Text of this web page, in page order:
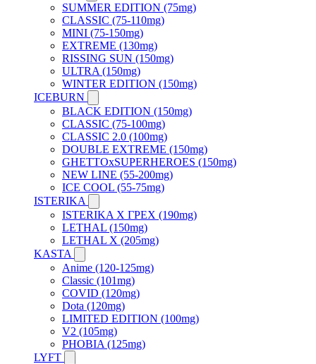
SUMMER EDITION (75mg)
CLASSIC (75-110mg)
MINI (75-150mg)
EXTREME (130mg)
RISSING SUN (150mg)
ULTRA (150mg)
WINTER EDITION (150mg)
ICEBURN
BLACK EDITION (150mg)
CLASSIC (75-100mg)
CLASSIC 2.0 (100mg)
DOUBLE EXTREME (150mg)
GHETTOxSUPERHEROES (150mg)
NEW LINE (55-200mg)
ICE COOL (55-75mg)
ISTERIKA
ISTERIKA X ГРЕХ (190mg)
LETHAL (150mg)
LETHAL X (205mg)
KASTA
Anime (120-125mg)
Classic (101mg)
COVID (120mg)
Dota (120mg)
LIMITED EDITION (100mg)
V2 (105mg)
PHOBIA (125mg)
LYFT